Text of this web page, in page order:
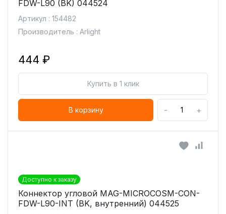
FDW-L90 (BK) 044524
Артикул : 154482
Производитель : Arlight
444 ₽
Купить в 1 клик
В корзину - +
Доступно к заказу
Коннектор угловой MAG-MICROCOSM-CON-
FDW-L90-INT (BK, внутренний) 044525